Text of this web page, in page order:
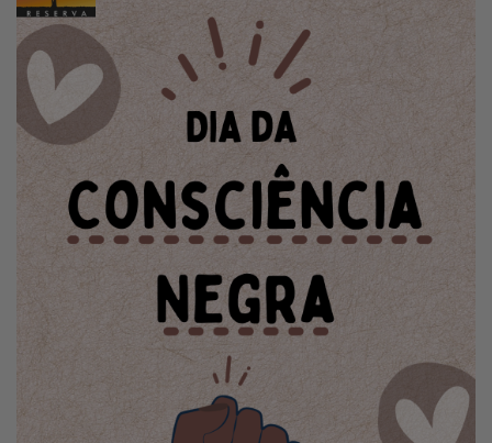
Home
Notícias
Localização